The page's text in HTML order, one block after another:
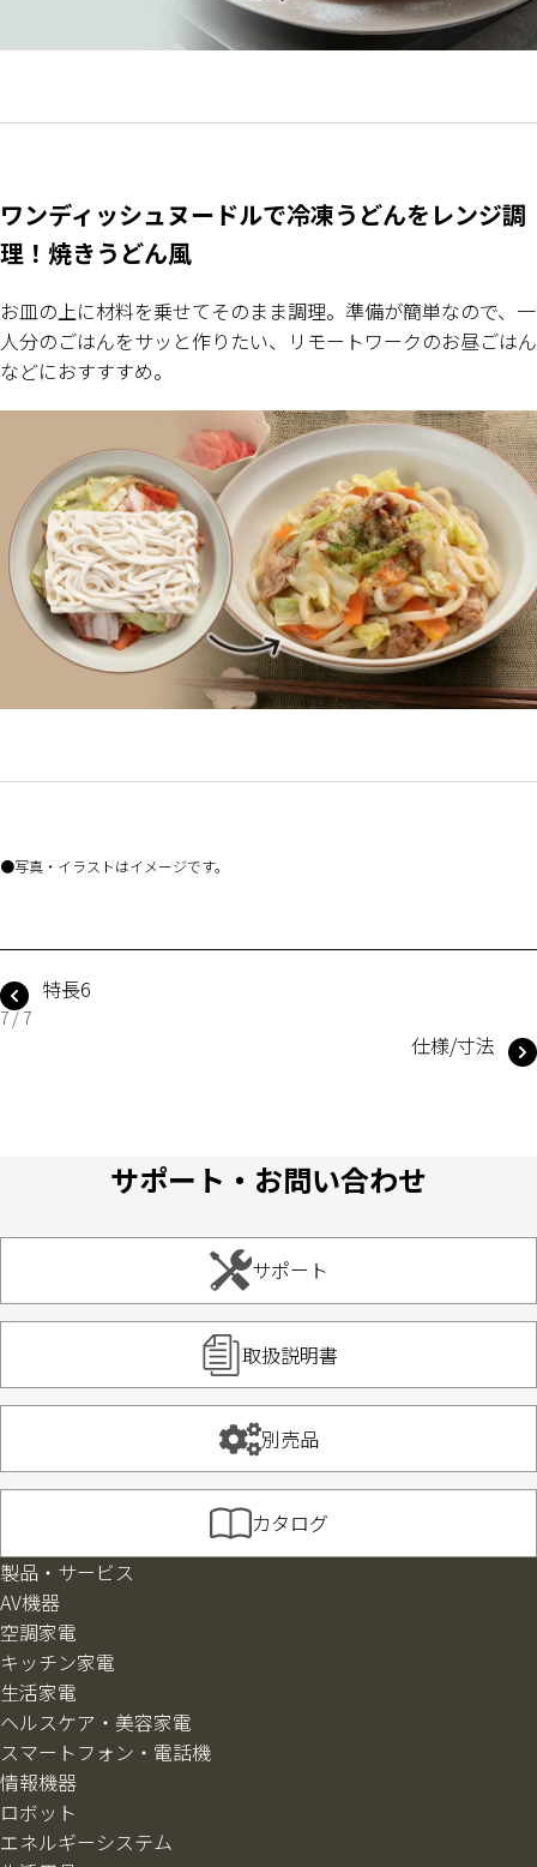
ワンディッシュヌードルで冷凍うどんをレンジ調
理！焼きうどん風
お皿の上に材料を乗せてそのまま調理。準備が簡単なので、一
人分のごはんをサッと作りたい、リモートワークのお昼ごはん
などにおすすすめ。
写真・イラストはイメージです。
特長6
7 / 7
仕様/寸法
サポート・お問い合わせ
サポート
取扱説明書
別売品
カタログ
製品・サービス
AV機器
空調家電
キッチン家電
生活家電
ヘルスケア・美容家電
スマートフォン・電話機
情報機器
ロボット
エネルギーシステム